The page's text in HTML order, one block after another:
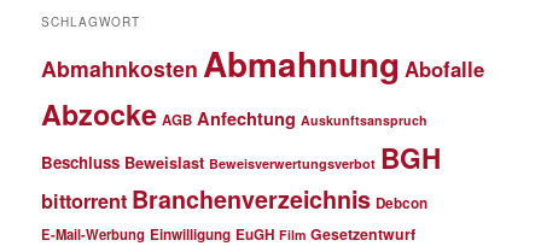
SCHLAGWORT
Abmahnkosten Abmahnung Abofalle
Abzocke AGB Anfechtung Auskunftsanspruch
Beschluss Beweislast Beweisverwertungsverbot BGH
bittorrent Branchenverzeichnis Debcon
E-Mail-Werbung Einwilligung EuGH Film Gesetzentwurf